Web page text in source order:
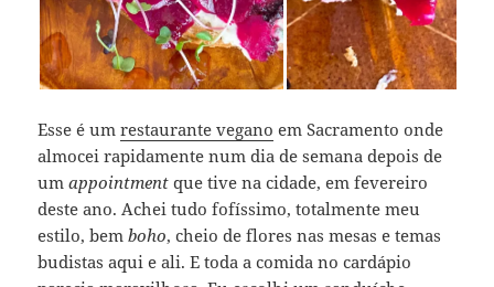
Esse é umrestaurante vegano em Sacramento onde
almocei rapidamente num dia de semana depois de
umappointment que tive na cidade, em fevereiro
deste ano. Achei tudo fofíssimo, totalmente meu
estilo, bemboho, cheio de flores nas mesas e temas
budistas aqui e ali. E toda a comida no cardápio